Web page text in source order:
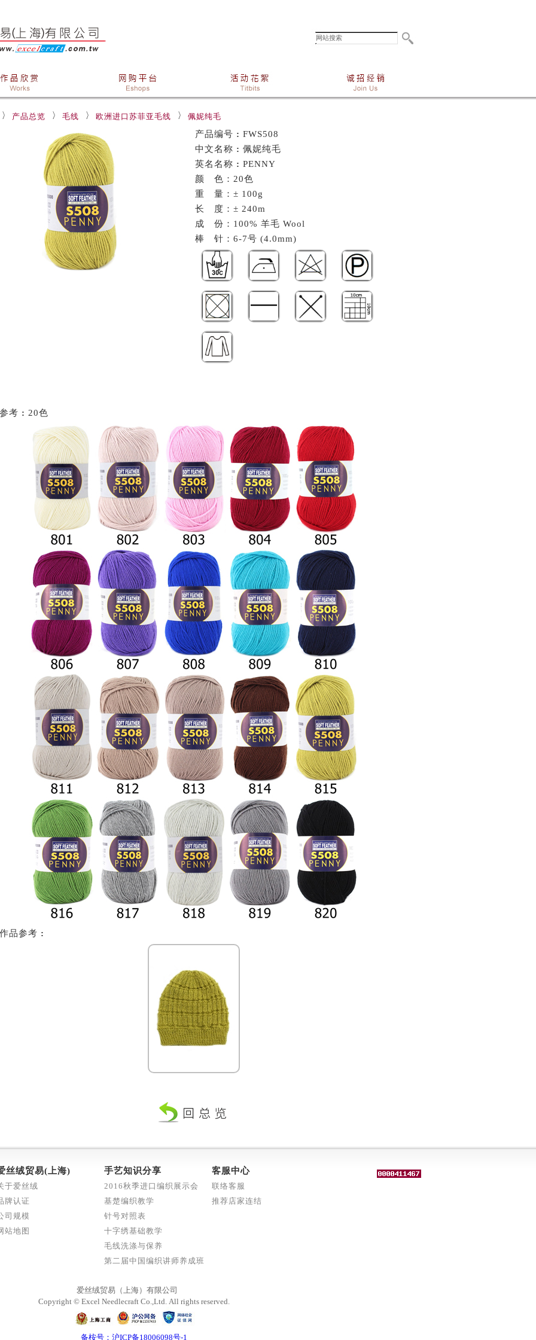
产品总览 毛线 欧洲进口苏菲亚毛线 佩妮纯毛
产品编号 : FWS508
中文名称 : 佩妮纯毛
英名名称 : PENNY
颜 色：20色
重 量：± 100g
长 度：± 240m
成 份：100% 羊毛 Wool
棒 针：6-7号 (4.0mm)
考 : 20色
品参考 :
丝绒贸易(上海)
于爱丝绒
牌认证
司规模
站地图
手艺知识分享
2016秋季进口编织展示会
基楚编织教学
针号对照表
十字绣基础教学
毛线洗涤与保养
第二届中国编织讲师养成班
客服中心
联络客服
推荐店家连结
爱丝绒贸易（上海）有限公司
Copyright © Excel Needlecraft Co.,Ltd. All rights reserved.
备桉号：沪ICP备18006098号-1